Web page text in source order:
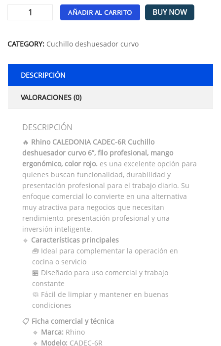
AÑADIR AL CARRITO BUY NOW
CATEGORY: Cuchillo deshuesador curvo
DESCRIPCIÓN
VALORACIONES (0)
DESCRIPCIÓN
🔥 Rhino CALEDONIA CADEC-6R Cuchillo
deshuesador curvo 6”, filo profesional, mango
ergonómico, color rojo. es una excelente opción para
quienes buscan funcionalidad, durabilidad y
presentación profesional para el trabajo diario. Su
enfoque comercial lo convierte en una alternativa
muy atractiva para negocios que necesitan
rendimiento, presentación profesional y una
inversión inteligente.
🔹 Características principales
🧰 Ideal para complementar la operación en
cocina o servicio
🏪 Diseñado para uso comercial y trabajo
constante
🧼 Fácil de limpiar y mantener en buenas
condiciones
📋 Ficha comercial y técnica
🔹 Marca: Rhino
🔹 Modelo: CADEC-6R